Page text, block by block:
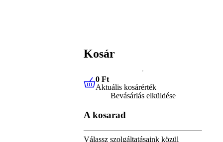
Kosár
0 FtAktuális kosárérték
0 Ft
Aktuális kosárérték
Bevásárlás elküldése
A kosarad
Válassz szolgáltatásaink közül